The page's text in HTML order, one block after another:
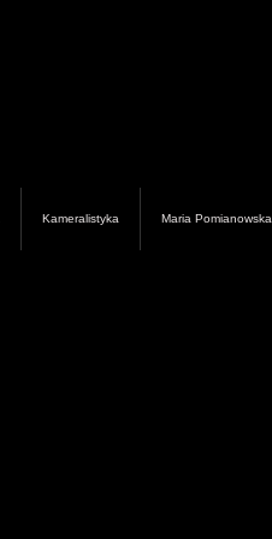
Kameralistyka Maria Pomianowska